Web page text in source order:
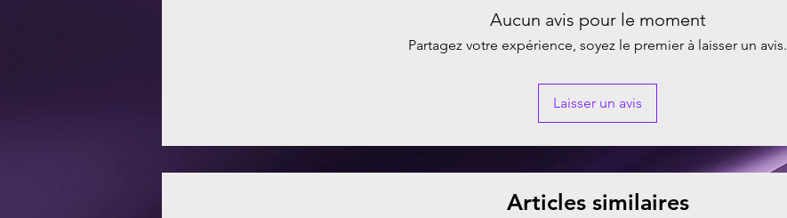
Aucun avis pour le moment
Partagez votre expérience, soyez le premier à laisser un avis.
Laisser un avis
Articles similaires